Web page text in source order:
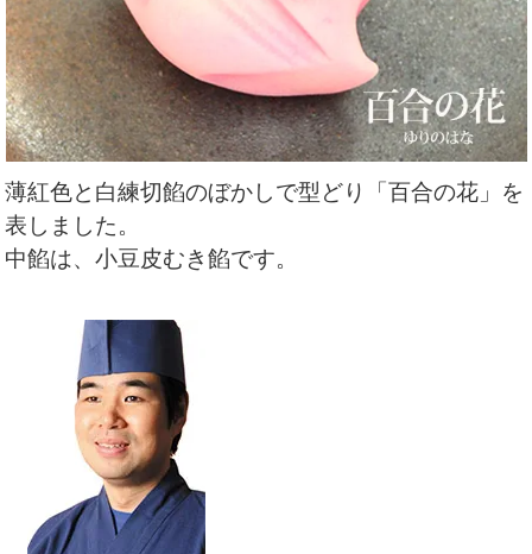
薄紅色と白練切餡のぼかしで型どり「百合の花」を
表しました。
中餡は、小豆皮むき餡です。